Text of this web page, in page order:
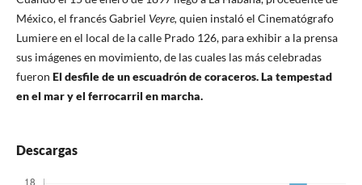
México, el francés Gabriel Veyre, quien instaló el Cinematógrafo
Lumiere en el local de la calle Prado 126, para exhibir a la prensa
sus imágenes en movimiento, de las cuales las más celebradas
fueron El desfile de un escuadrón de coraceros. La tempestad
en el mar y el ferrocarril en marcha.
Descargas